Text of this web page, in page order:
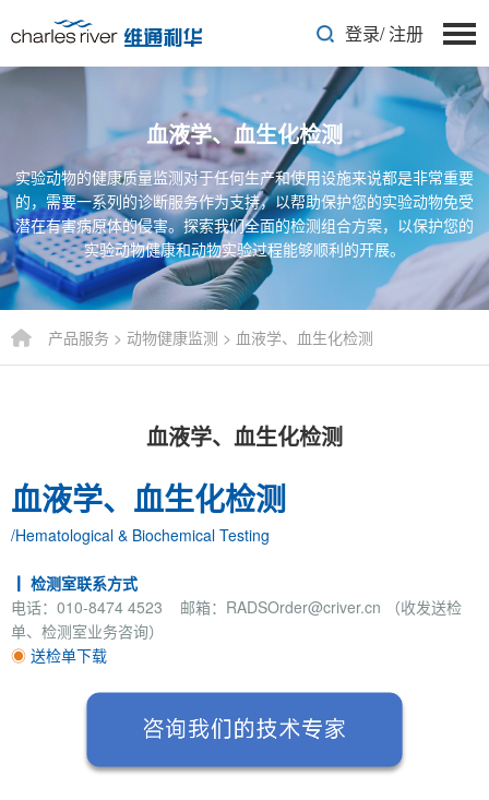
登录/注册
血液学、血生化检测
实验动物的健康质量监测对于任何生产和使用设施来说都是非常重要
的，需要一系列的诊断服务作为支持，以帮助保护您的实验动物免受
潜在有害病原体的侵害。探索我们全面的检测组合方案，以保护您的
实验动物健康和动物实验过程能够顺利的开展。
产品服务 > 动物健康监测 > 血液学、血生化检测
血液学、血生化检测
血液学、血生化检测
/Hematological & Biochemical Testing
┃ 检测室联系方式
电话：010-8474 4523 邮箱：RADSOrder@criver.cn （收发送检
单、检测室业务咨询）
◉ 送检单下载